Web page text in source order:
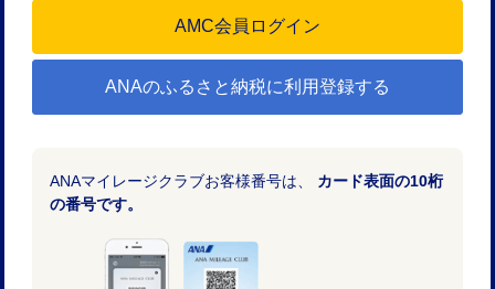
ANAのふるさと納税に利用登録する
ANAマイレージクラブお客様番号は、 カード表面の10桁
の番号です。